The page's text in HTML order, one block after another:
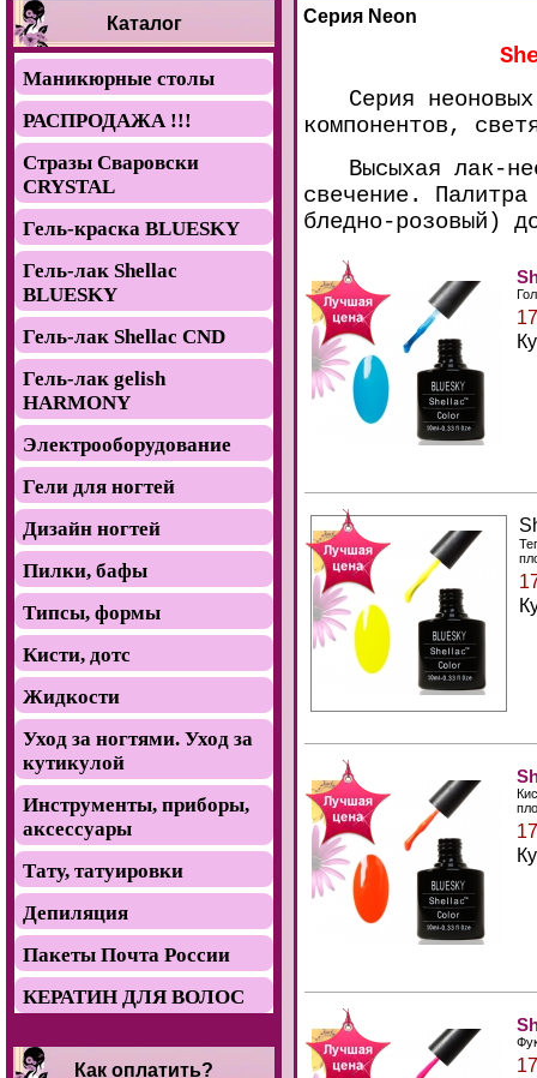
Каталог
Маникюрные столы
РАСПРОДАЖА !!!
Стразы Сваровски
CRYSTAL
Гель-краска BLUESKY
Гель-лак Shellac
BLUESKY
Гель-лак Shellac CND
Гель-лак gelish
HARMONY
Электрооборудование
Гели для ногтей
Дизайн ногтей
Пилки, бафы
Типсы, формы
Кисти, дотс
Жидкости
Уход за ногтями. Уход за
кутикулой
Инструменты, приборы,
аксессуары
Тату, татуировки
Депиляция
Пакеты Почта России
КЕРАТИН ДЛЯ ВОЛОС
Как оплатить?
Серия Neon
Серия
компонентов,
Высыхая лак-
свечение.
бледно-розовый)